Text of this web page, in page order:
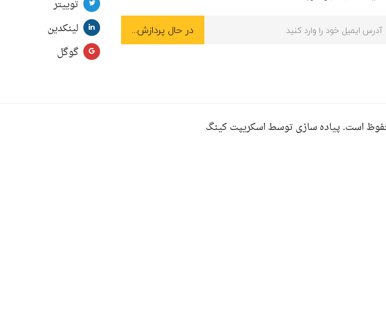
توییتر
لینکدین
گوگل
است. پیاده سازی توسط اسکریپت کینگ